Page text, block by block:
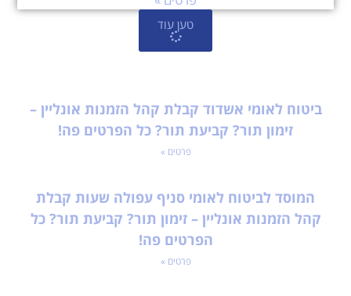
טען עוד
ביטוח לאומי אשדוד קבלת קהל הזמנות אונליין –
זימון תור? קביעת תור? כל הפרטים פה!
פרטים »
המוסד לביטוח לאומי סניף עפולה שעות קבלת
קהל הזמנות אונליין – זימון תור? קביעת תור? כל
הפרטים פה!
פרטים »